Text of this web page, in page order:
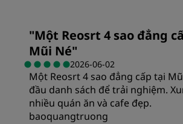
Sự sạch sẽ
Dịch vụ
"Một Reosrt 4 sao đẳng
Mũi Né"
2026-06-02
Một Reosrt 4 sao đẳng cấp tại
đầu danh sách để trải nghiệm.
nhiều quán ăn và cafe đẹp.
baoquangtruong